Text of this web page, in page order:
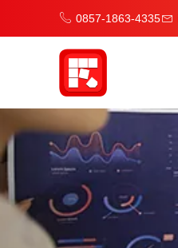
0857-1863-4335